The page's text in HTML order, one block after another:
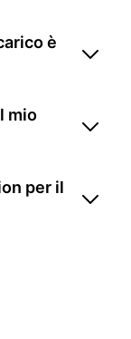
è
mio
per il